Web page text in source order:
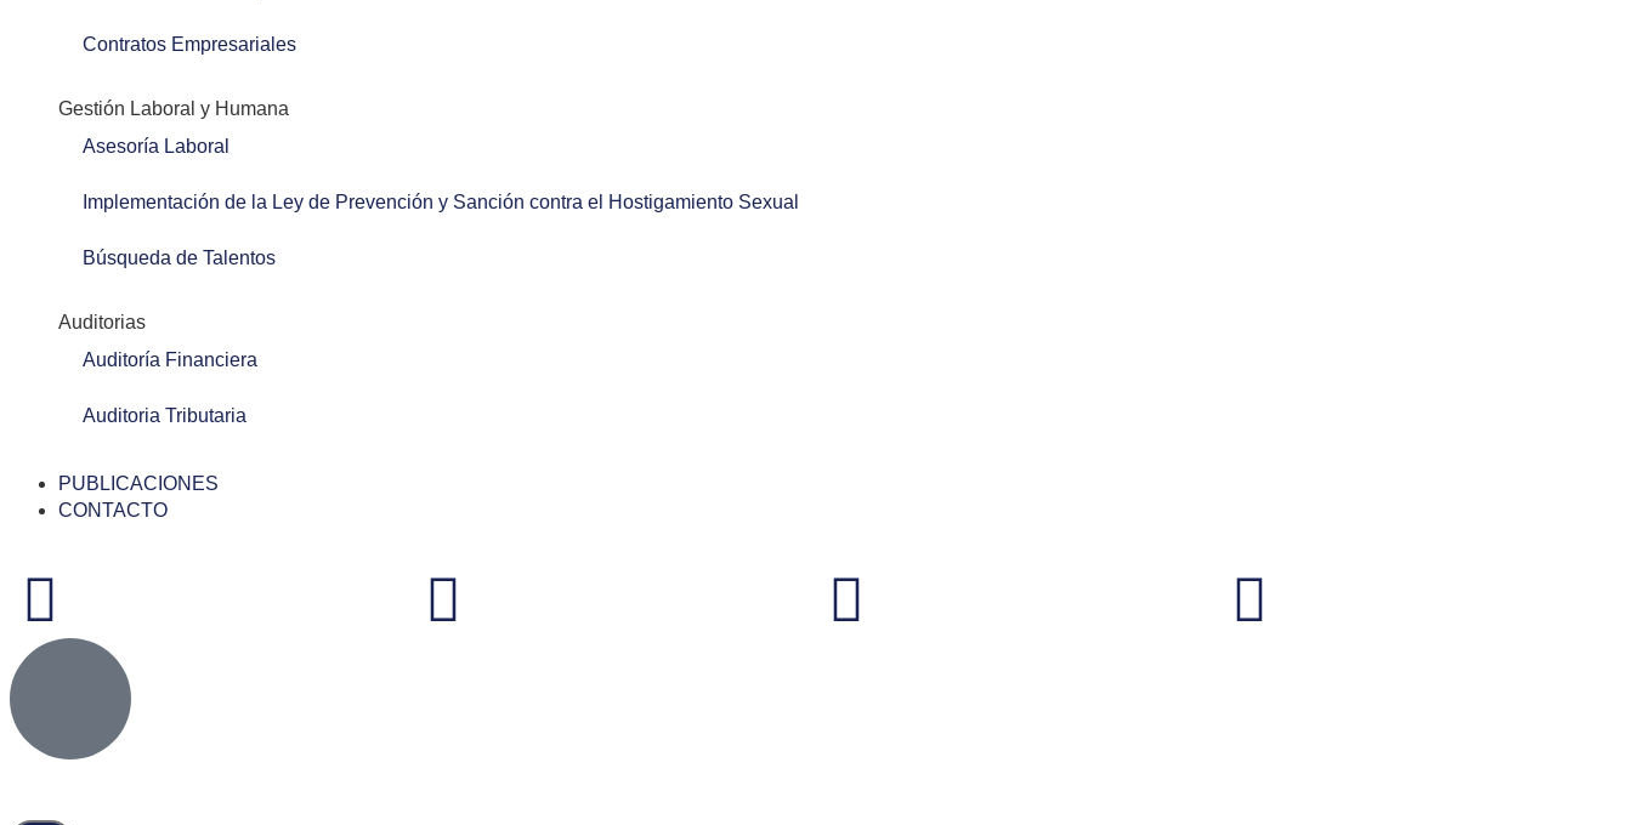
Contratos Empresariales
Gestión Laboral y Humana
Asesoría Laboral
Implementación de la Ley de Prevención y Sanción contra el Hostigamiento Sexual
Búsqueda de Talentos
Auditorias
Auditoría Financiera
Auditoria Tributaria
PUBLICACIONES
CONTACTO